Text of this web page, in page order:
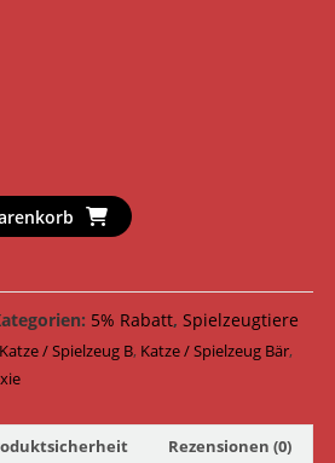
5% Rabatt, Spielzeugtiere
Katze / Spielzeug B, Katze / Spielzeug Bär,
Rezensionen (0)